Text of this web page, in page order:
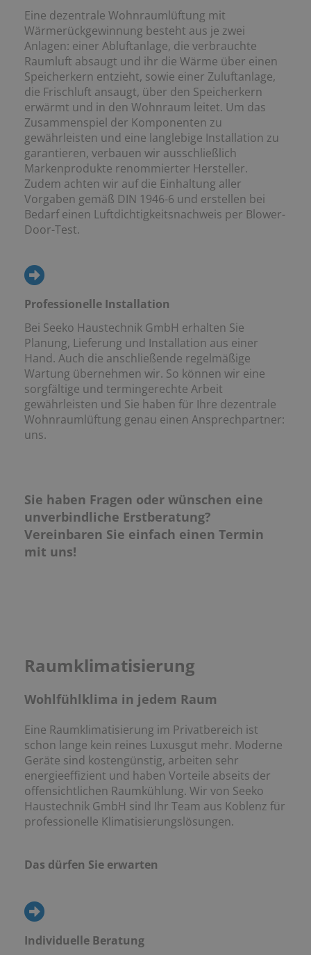
Eine dezentrale Wohnraumlüftung mit
Wärmerückgewinnung besteht aus je zwei
Anlagen: einer Abluftanlage, die verbrauchte
Raumluft absaugt und ihr die Wärme über einen
Speicherkern entzieht, sowie einer Zuluftanlage,
die Frischluft ansaugt, über den Speicherkern
erwärmt und in den Wohnraum leitet. Um das
Zusammenspiel der Komponenten zu
gewährleisten und eine langlebige Installation zu
garantieren, verbauen wir ausschließlich
Markenprodukte renommierter Hersteller.
Zudem achten wir auf die Einhaltung aller
Vorgaben gemäß DIN 1946-6 und erstellen bei
Bedarf einen Luftdichtigkeitsnachweis per Blower-
Door-Test.
Professionelle Installation
Bei Seeko Haustechnik GmbH erhalten Sie
Planung, Lieferung und Installation aus einer
Hand. Auch die anschließende regelmäßige
Wartung übernehmen wir. So können wir eine
sorgfältige und termingerechte Arbeit
gewährleisten und Sie haben für Ihre dezentrale
Wohnraumlüftung genau einen Ansprechpartner:
uns.
Sie haben Fragen oder wünschen eine
unverbindliche Erstberatung?
Vereinbaren Sie einfach einen Termin
mit uns!
Raumklimatisierung
Wohlfühlklima in jedem Raum
Eine Raumklimatisierung im Privatbereich ist
schon lange kein reines Luxusgut mehr. Moderne
Geräte sind kostengünstig, arbeiten sehr
energieeffizient und haben Vorteile abseits der
offensichtlichen Raumkühlung. Wir von Seeko
Haustechnik GmbH sind Ihr Team aus Koblenz für
professionelle Klimatisierungslösungen.
Das dürfen Sie erwarten
Individuelle Beratung